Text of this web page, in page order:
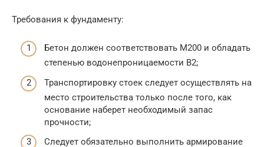
Требования к фундаменту:
Бетон должен соответствовать М200 и обладать
степенью водонепроницаемости В2;
Транспортировку стоек следует осуществлять на
место строительства только после того, как
основание наберет необходимый запас
прочности;
Следует обязательно выполнить армирование